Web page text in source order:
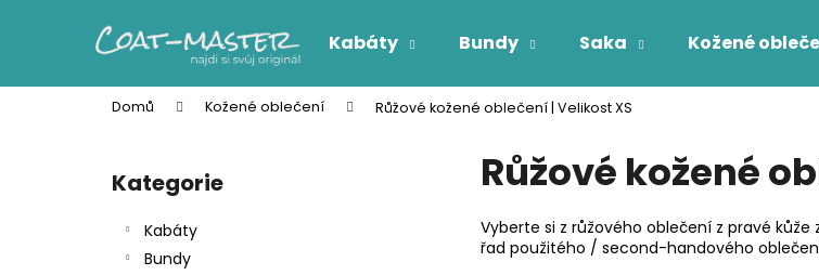
Kabáty Bundy Saka Kožené
Domů Kožené oblečení Růžové kožené oblečení | Velikost XS
Přeskočit
kategorie
Kategorie
Kabáty
Bundy
Růžové kožené
Vyberte si z růžového oblečení z pravé
řad použitého / second-handového
í
Zpět
do
obchodu
Zpět
do
obchodu
Co potřebujete najít?